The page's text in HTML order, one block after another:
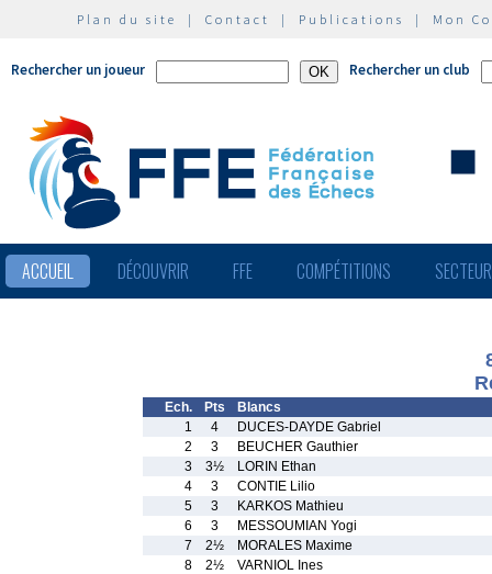
Plan du site | Contact | Publications | Mon
Rechercher un joueur Rechercher un club
ACCUEIL DÉCOUVRIR FFE COMPÉTITIONS
Ech. Pts
Blancs
1
4
DUCES-DAYDE Gabriel
2
3
BEUCHER Gauthier
3
3½
LORIN Ethan
4
3
CONTIE Lilio
5
3
KARKOS Mathieu
6
3
MESSOUMIAN Yogi
7
2½
MORALES Maxime
8
2½
VARNIOL Ines